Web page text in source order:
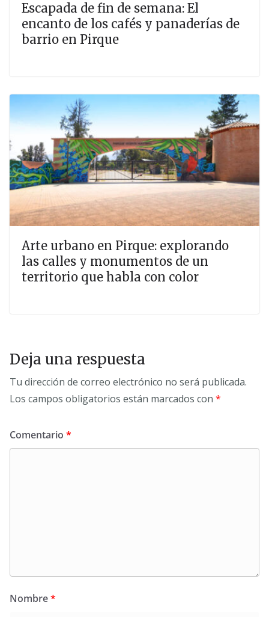
Escapada de fin de semana: El
encanto de los cafés y panaderías de
barrio en Pirque
Arte urbano en Pirque: explorando
las calles y monumentos de un
territorio que habla con color
Deja una respuesta
Tu dirección de correo electrónico no será publicada.
Los campos obligatorios están marcados con *
Comentario *
Nombre*